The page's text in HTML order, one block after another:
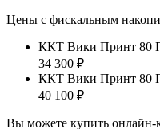
Цены с фискальным
ККТ Вики Принт 80
34 300 ₽
ККТ Вики Принт 80
40 100 ₽
Вы можете купить